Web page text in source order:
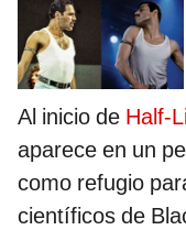
Al inicio de Half-
aparece en un
como refugio
científicos de